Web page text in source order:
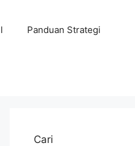
Panduan Strategi
Cari